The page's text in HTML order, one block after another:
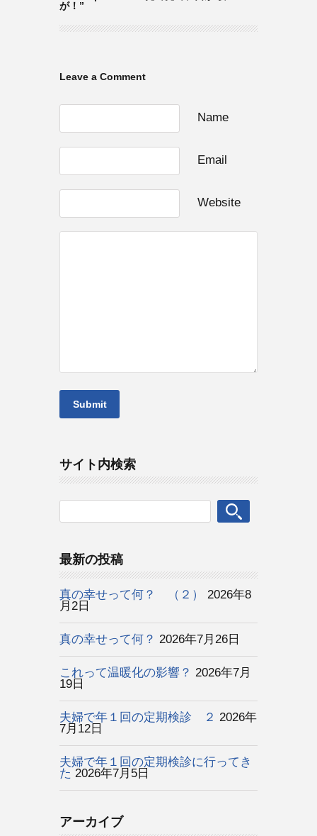
が！”
Leave a Comment
Name
Email
Website
サイト内検索
最新の投稿
真の幸せって何？ （２）
2026年8
月2日
真の幸せって何？ 2026年7月26日
これって温暖化の影響？ 2026年7月
19日
夫婦で年１回の定期検診 ２ 2026年
7月12日
夫婦で年１回の定期検診に行ってき
た 2026年7月5日
アーカイブ